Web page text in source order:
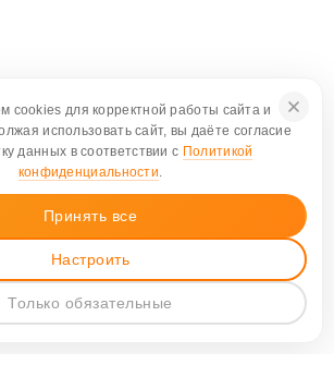
cookies для корректной работы сайта и
использовать сайт, вы даёте согласие
данных в соответствии с Политикой
конфиденциальности.
Принять все
Настроить
Только обязательные